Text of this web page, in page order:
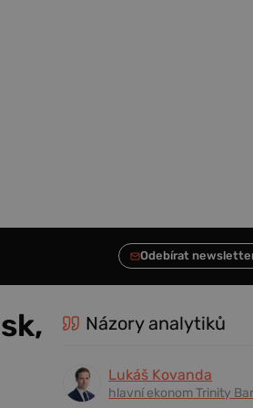
Názory analytiků
Lukáš Kovanda
hlavní ekonom Trinity